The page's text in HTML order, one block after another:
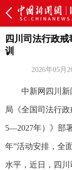
四川司法行政
训
2026年05月
中新网四川新
局《全国司法行
5—2027年）》部
年”活动安排，全
水平，近日，四